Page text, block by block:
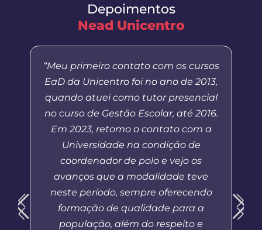
Depoimentos
Nead Unicentro
“Meu primeiro contato com os cursos
EaD da Unicentro foi no ano de 2013,
quando atuei como tutor presencial
no curso de Gestão Escolar, até 2016.
Em 2023, retomo o contato com a
Universidade na condição de
coordenador de polo e vejo os
avanços que a modalidade teve
neste período, sempre oferecendo
formação de qualidade para a
população, além do respeito e